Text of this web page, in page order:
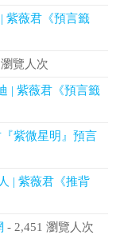
紫薇君《預言籤
覽人次
| 紫薇君《預言籤
紫微星明』預言
| 紫薇君《推背
- 2,451 瀏覽人次